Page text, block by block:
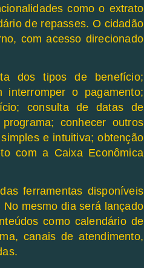
como o extrato
de repasses. O cidadão
com acesso direcionado
dos tipos de benefício;
o pagamento;
consulta de datas de
conhecer outros
e intuitiva; obtenção
com a Caixa Econômica
ferramentas disponíveis
mesmo dia será lançado
como calendário de
canais de atendimento,